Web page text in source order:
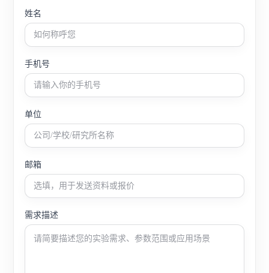
姓名
手机号
单位
邮箱
需求描述